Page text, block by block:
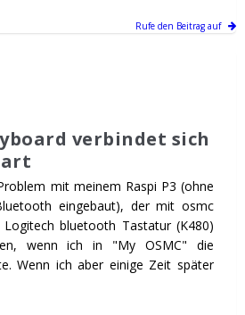
Rufe den Beitrag auf
verbindet sich
mit meinem Raspi P3 (ohne
eingebaut), der mit osmc
bluetooth Tastatur (K480)
wenn ich in "My OSMC" die
Wenn ich aber einige Zeit später